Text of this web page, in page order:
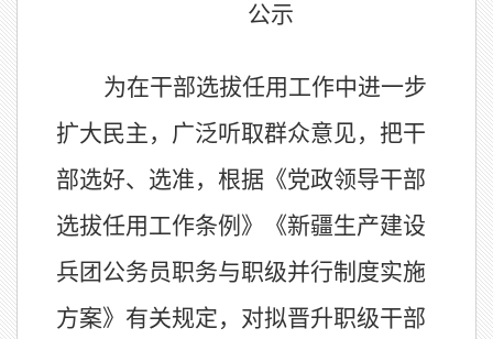
公示
为在干部选拔任用工作中进一步
扩大民主，广泛听取群众意见，把干
部选好、选准，根据《党政领导干部
选拔任用工作条例》《新疆生产建设
兵团公务员职务与职级并行制度实施
方案》有关规定，对拟晋升职级干部